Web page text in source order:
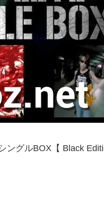
ングルBOX【 Black